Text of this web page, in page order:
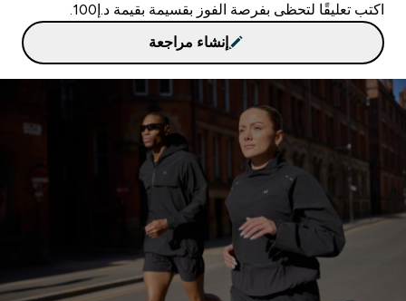
اكتب تعليقًا لتحظى بفرصة الفوز بقسيمة بقيمة د.إ100.
إنشاء مراجعة